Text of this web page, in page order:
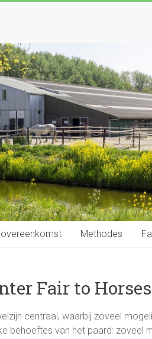
Methodes
Fair to
centraal, waarbij zoveel
behoeftes van het paard: zoveel